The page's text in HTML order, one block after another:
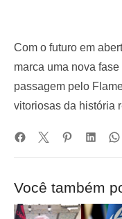
Com o futuro em
marca uma nova
passagem pelo
vitoriosas da história
Você também